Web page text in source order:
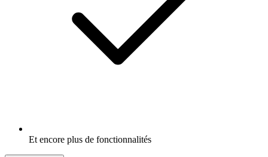
Et encore plus de fonctionnalités